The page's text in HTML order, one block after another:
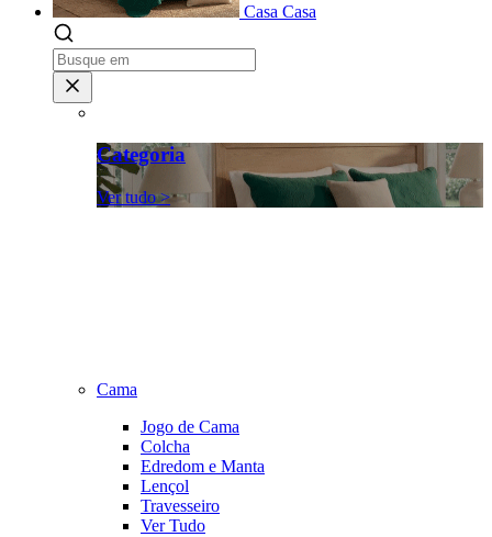
Casa Casa
Categoria
Ver tudo >
Cama
Jogo de Cama
Colcha
Edredom e Manta
Lençol
Travesseiro
Ver Tudo